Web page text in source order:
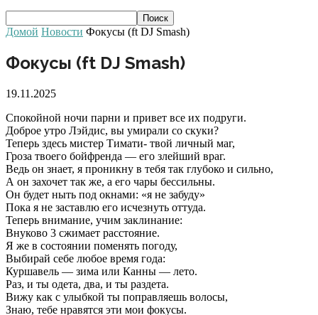
Домой Новости Фокусы (ft DJ Smash)
Фокусы (ft DJ Smash)
19.11.2025
Спокойной ночи парни и привет все их подруги.
Доброе утро Лэйдис, вы умирали со скуки?
Теперь здесь мистер Тимати- твой личный маг,
Гроза твоего бойфренда — его злейший враг.
Ведь он знает, я проникну в тебя так глубоко и сильно,
А он захочет так же, а его чары бессильны.
Он будет ныть под окнами: «я не забуду»
Пока я не заставлю его исчезнуть оттуда.
Теперь внимание, учим заклинание:
Внуково 3 сжимает расстояние.
Я же в состоянии поменять погоду,
Выбирай себе любое время года:
Куршавель — зима или Канны — лето.
Раз, и ты одета, два, и ты раздета.
Вижу как с улыбкой ты поправляешь волосы,
Знаю, тебе нравятся эти мои фокусы.